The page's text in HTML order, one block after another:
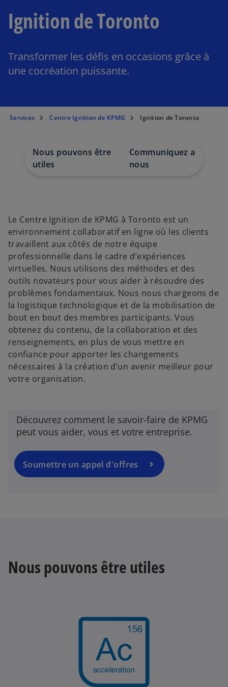
Ignition de Toronto
Transformer les défis en occasions grâce à
une cocréation puissante.
Services Centre Ignition de KPMG Ignition de Toronto
Nous pouvons être
utiles
Communiquez avec
nous
Le Centre Ignition de KPMG à Toronto est un
environnement collaboratif en ligne où les clients
travaillent aux côtés de notre équipe
professionnelle dans le cadre d’expériences
virtuelles. Nous utilisons des méthodes et des
outils novateurs pour vous aider à résoudre des
problèmes fondamentaux. Nous nous chargeons de
la logistique technologique et de la mobilisation de
bout en bout des membres participants. Vous
obtenez du contenu, de la collaboration et des
renseignements, en plus de vous mettre en
confiance pour apporter les changements
nécessaires à la création d’un avenir meilleur pour
votre organisation.
Découvrez comment le savoir-faire de KPMG
peut vous aider, vous et votre entreprise.
Soumettre un appel d'offres
Nous pouvons être utiles